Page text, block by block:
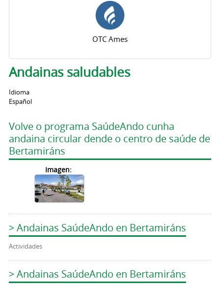
OTC Ames
Andainas saludables
Idioma
Español
Volve o programa SaúdeAndo cunha
andaina circular dende o centro de saúde de
Bertamiráns
Imagen:
> Andainas SaúdeAndo en Bertamiráns
Actividades
> Andainas SaúdeAndo en Bertamiráns